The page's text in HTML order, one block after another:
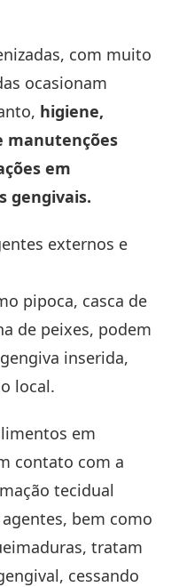
com muito
ocasionam
higiene,
manutenções
em
gengivais.
externos e
pipoca, casca de
de peixes, podem
inserida,
local.
em
contato com a
tecidual
bem como
tratam
cessando